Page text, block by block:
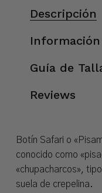
Descripción
Guía de
Reviews
Botín Safari o
conocido como
«chupacharcos»,
suela de crepelina.